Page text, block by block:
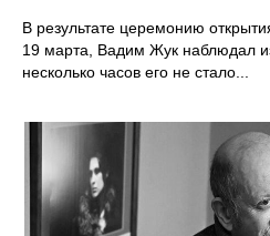
В результате церемонию
19 марта, Вадим Жук наблюдал
несколько часов его не стало...